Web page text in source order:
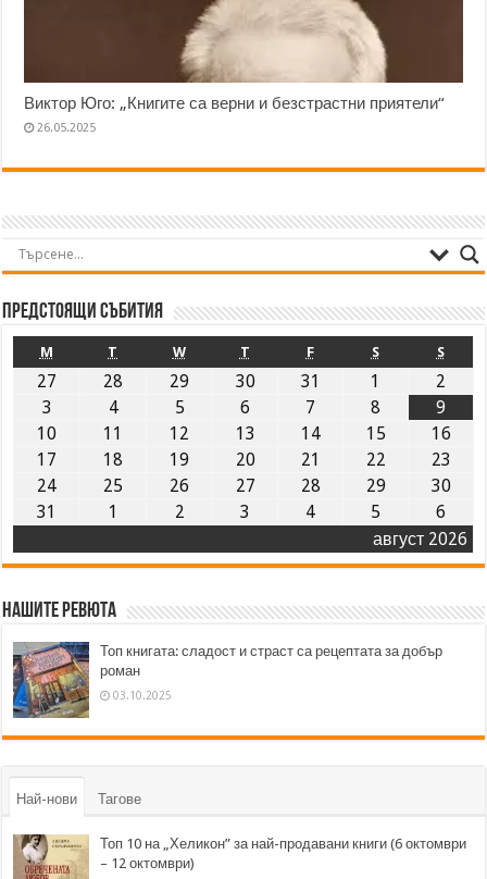
Виктор Юго: „Книгите са верни и безстрастни приятели“
26.05.2025
Предстоящи събития
август 2026
M T W T F S S
27 28 29 30 31 1
2
3
4 5 6 7 8
9
10
11 12 13 14 15
16
17
18 19 20 21 22
23
24
25 26 27 28 29
30
31
1 2 3 4 5 6
Нашите ревюта
Топ книгата: сладост и страст са рецептата за добър
роман
03.10.2025
Най-нови Тагове
Топ 10 на „Хеликон” за най-продавани книги (6 октомври
– 12 октомври)